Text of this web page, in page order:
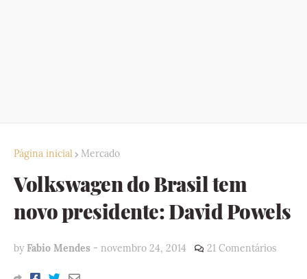
Página inicial Mercado
Volkswagen do Brasil tem
novo presidente: David Powels
by Fabio Mendes - novembro 24, 2014 21 Comentários